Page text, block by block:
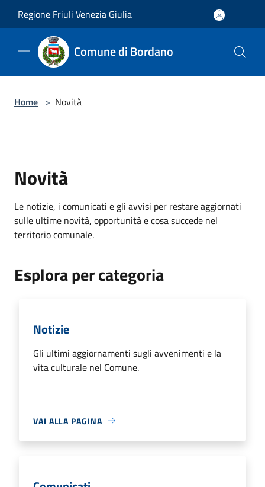
Regione Friuli Venezia Giulia
Comune di Bordano
Home > Novità
Novità
Le notizie, i comunicati e gli avvisi per restare aggiornati
sulle ultime novità, opportunità e cosa succede nel
territorio comunale.
Esplora per categoria
Notizie
Gli ultimi aggiornamenti sugli avvenimenti e la
vita culturale nel Comune.
VAI ALLA PAGINA